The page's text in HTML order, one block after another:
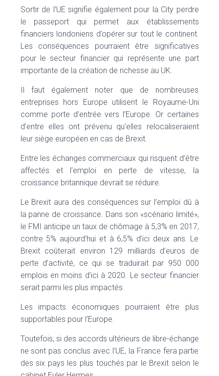
Sortir de l’UE signifie également pour la City perdre
le passeport qui permet aux établissements
financiers londoniens d’opérer sur tout le continent.
Les conséquences pourraient être significatives
pour le secteur financier qui représente une part
importante de la création de richesse au UK.
Il faut également noter que de nombreuses
entreprises hors Europe utilisent le Royaume-Uni
comme porte d’entrée vers l’Europe. Or certaines
d’entre elles ont prévenu qu’elles relocaliseraient
leur siège européen en cas de Brexit.
Entre les échanges commerciaux qui risquent d’être
affectés et l’emploi en perte de vitesse, la
croissance britannique devrait se réduire.
Le Brexit aura des conséquences sur l’emploi dû à
la panne de croissance. Dans son «scénario limité»,
le FMI anticipe un taux de chômage à 5,3% en 2017,
contre 5% aujourd’hui et à 6,5% d’ici deux ans. Le
Brexit coûterait environ 129 milliards d’euros de
perte d’activité, ce qui se traduirait par 950 000
emplois en moins d’ici à 2020. Le secteur financier
serait parmi les plus impactés.
Les impacts économiques pourraient être plus
supportables pour l’Europe.
Toutefois, si des accords ultérieurs de libre-échange
ne sont pas conclus avec l’UE, la France fera partie
des six pays les plus touchés par le Brexit selon le